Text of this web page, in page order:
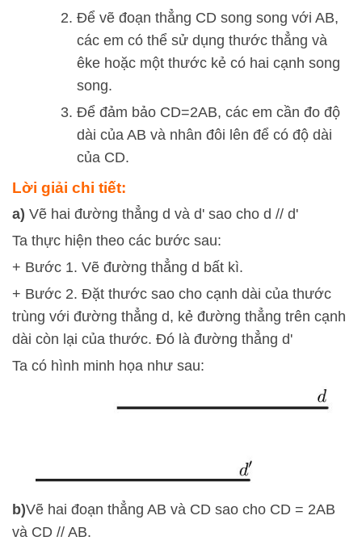
Để vẽ đoạn thẳng CD song song với AB,
các em có thể sử dụng thước thẳng và
êke hoặc một thước kẻ có hai cạnh song
song.
Để đảm bảo CD=2AB, các em cần đo độ
dài của AB và nhân đôi lên để có độ dài
của CD.
Lời giải chi tiết:
a) Vẽ hai đường thẳng d và d' sao cho d // d'
Ta thực hiện theo các bước sau:
+ Bước 1. Vẽ đường thẳng d bất kì.
+ Bước 2. Đặt thước sao cho cạnh dài của thước
trùng với đường thẳng d, kẻ đường thẳng trên cạnh
dài còn lại của thước. Đó là đường thẳng d'
Ta có hình minh họa như sau:
b)Vẽ hai đoạn thẳng AB và CD sao cho CD = 2AB
và CD // AB.